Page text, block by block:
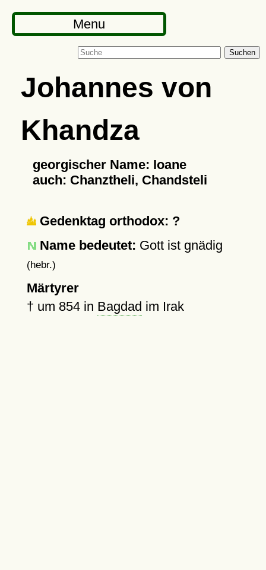
Menu
Suchen
Johannes von
Khandza
georgischer Name: Ioane
auch: Chanztheli, Chandsteli
Gedenktag orthodox: ?
Name bedeutet: Gott ist gnädig
(hebr.)
Märtyrer
† um 854in Bagdad im Irak